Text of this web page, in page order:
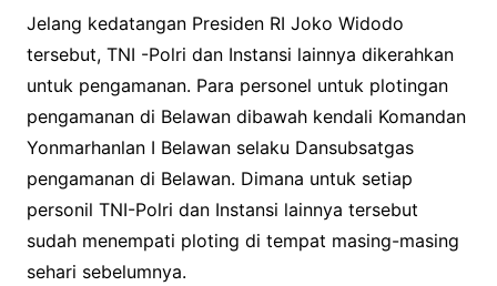
Jelang kedatangan Presiden RI Joko Widodo
tersebut, TNI -Polri dan Instansi lainnya dikerahkan
untuk pengamanan. Para personel untuk plotingan
pengamanan di Belawan dibawah kendali Komandan
Yonmarhanlan I Belawan selaku Dansubsatgas
pengamanan di Belawan. Dimana untuk setiap
personil TNI-Polri dan Instansi lainnya tersebut
sudah menempati ploting di tempat masing-masing
sehari sebelumnya.